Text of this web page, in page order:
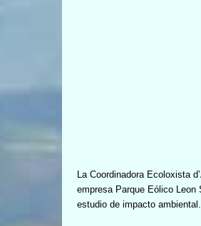
La Coordinadora Ecoloxista
empresa Parque Eólico Leon
estudio de impacto ambiental.